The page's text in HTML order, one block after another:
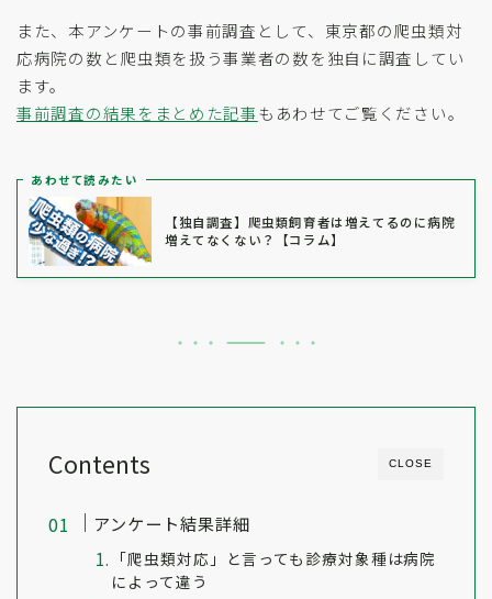
また、本アンケートの事前調査として、東京都の爬虫類対
応病院の数と爬虫類を扱う事業者の数を独自に調査してい
ます。
事前調査の結果をまとめた記事もあわせてご覧ください。
あわせて読みたい
【独自調査】爬虫類飼育者は増えてるのに病院
増えてなくない？【コラム】
CLOSE
Contents
アンケート結果詳細
「爬虫類対応」と言っても診療対象種は病院
によって違う